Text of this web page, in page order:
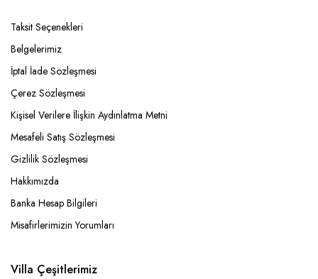
Taksit Seçenekleri
Belgelerimiz
İptal İade Sözleşmesi
Çerez Sözleşmesi
Kişisel Verilere İlişkin Aydınlatma Metni
Mesafeli Satış Sözleşmesi
Gizlilik Sözleşmesi
Hakkımızda
Banka Hesap Bilgileri
Misafirlerimizin Yorumları
Villa Çeşitlerimiz